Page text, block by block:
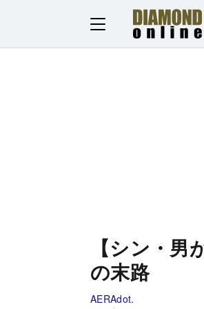
【シン・
の末路
AERAdot.